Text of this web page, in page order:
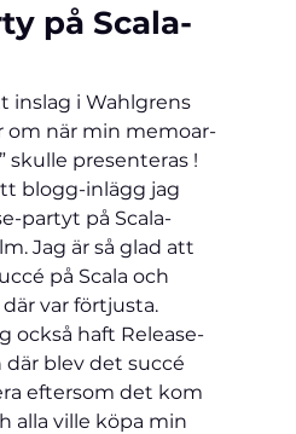
på Scala-
inslag i Wahlgrens
om när min memoar-
skulle presenteras !
blogg-inlägg jag
partyt på Scala-
Jag är så glad att
på Scala och
var förtjusta.
också haft Release-
där blev det succé
eftersom det kom
alla ville köpa min